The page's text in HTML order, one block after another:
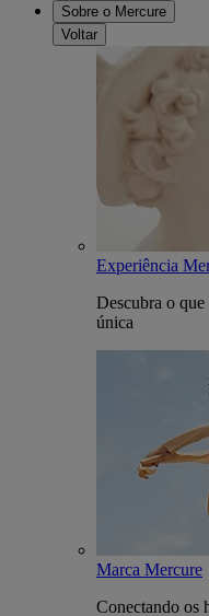
Sobre o Mercure
Voltar
Experiência
Descubra o
única
Marca Mercure
Conectando os